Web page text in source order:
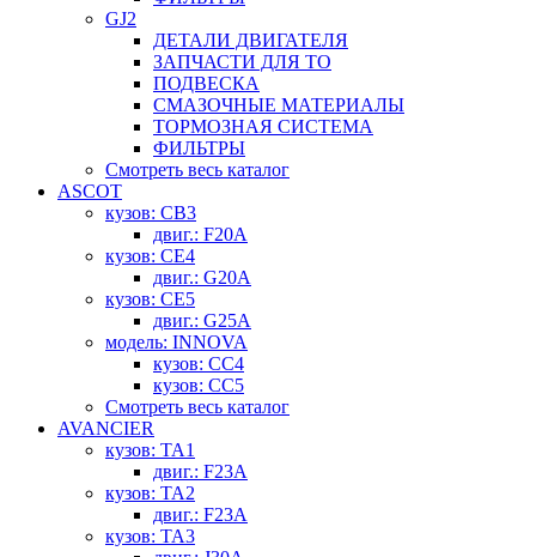
GJ2
ДЕТАЛИ ДВИГАТЕЛЯ
ЗАПЧАСТИ ДЛЯ ТО
ПОДВЕСКА
СМАЗОЧНЫЕ МАТЕРИАЛЫ
ТОРМОЗНАЯ СИСТЕМА
ФИЛЬТРЫ
Смотреть весь каталог
ASCOT
кузов: CB3
двиг.: F20A
кузов: CE4
двиг.: G20A
кузов: CE5
двиг.: G25A
модель: INNOVA
кузов: CC4
кузов: CC5
Смотреть весь каталог
AVANCIER
кузов: TA1
двиг.: F23A
кузов: TA2
двиг.: F23A
кузов: TA3